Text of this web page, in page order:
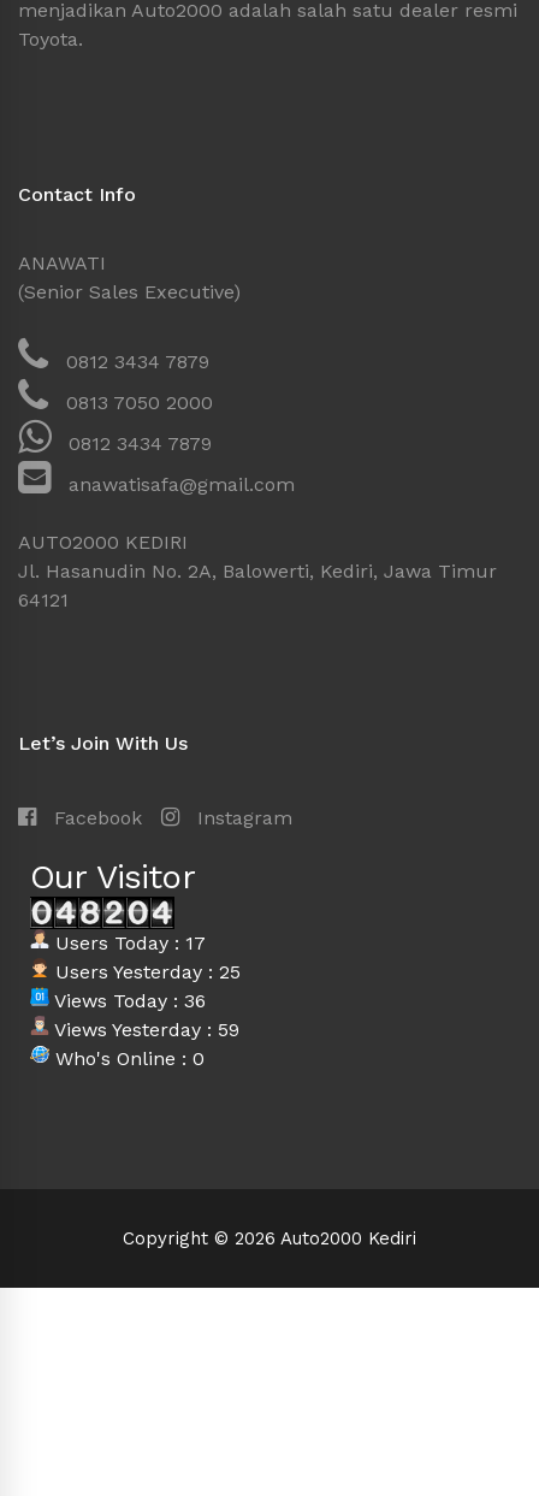
menjadikan Auto2000 adalah salah satu dealer resmi
Toyota.
Contact Info
ANAWATI
(Senior Sales Executive)
0812 3434 7879
0813 7050 2000
0812 3434 7879
anawatisafa@gmail.com
AUTO2000 KEDIRI
Jl. Hasanudin No. 2A, Balowerti, Kediri, Jawa Timur
64121
Let’s Join With Us
Facebook Instagram
Our Visitor
Users Today : 17
Users Yesterday : 25
Views Today : 36
Views Yesterday : 59
Who's Online : 0
Copyright © 2026 Auto2000 Kediri